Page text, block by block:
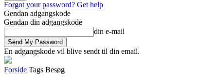
Forgot your password? Get help
Gendan adgangskode
Gendan din adgangskode
din e-mail
En adgangskode vil blive sendt til din email.
Forside Tags Besøg